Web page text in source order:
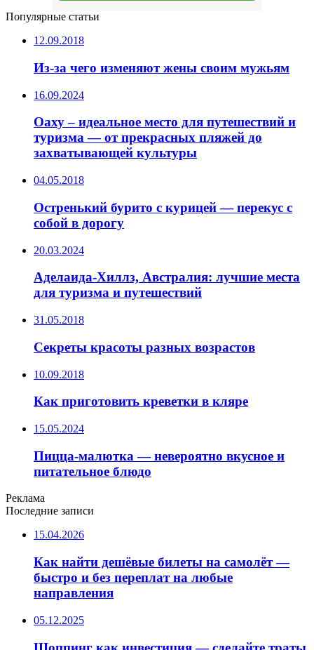
Популярные статьи
12.09.2018
Из-за чего изменяют жены своим мужьям
16.09.2024
Оаху – идеальное место для путешествий и
туризма — от прекрасных пляжей до
захватывающей культуры
04.05.2018
Остренький бурито с курицей — перекус с
собой в дорогу
20.03.2024
Аделаида-Хиллз, Австралия: лучшие места
для туризма и путешествий
31.05.2018
Секреты красоты разных возрастов
10.09.2018
Как приготовить креветки в кляре
15.05.2024
Пицца-малютка — невероятно вкусное и
питательное блюдо
Реклама
Последние записи
15.04.2026
Как найти дешёвые билеты на самолёт —
быстро и без переплат на любые
направления
05.12.2025